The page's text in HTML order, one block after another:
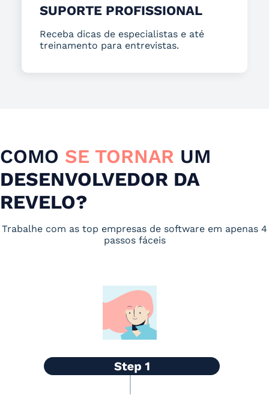
SUPORTE PROFISSIONAL
Receba dicas de especialistas e até
treinamento para entrevistas.
COMO SE TORNAR UM
DESENVOLVEDOR DA
REVELO?
Trabalhe com as top empresas de software em apenas 4
passos fáceis